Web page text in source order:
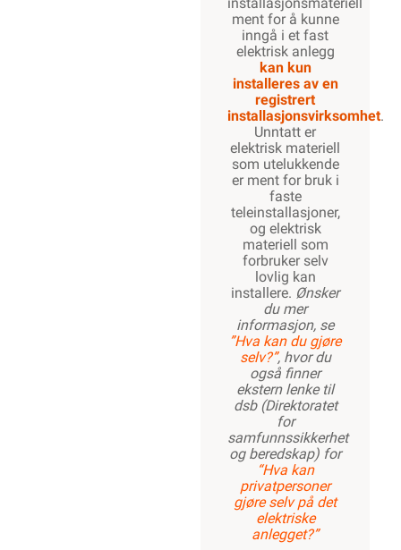
ment for å kunne
inngå i et fast
elektrisk anlegg
kan kun
installeres av en
registrert
installasjonsvirksomhet.
Unntatt er
elektrisk materiell
som utelukkende
er ment for bruk i
faste
teleinstallasjoner,
og elektrisk
materiell som
forbruker selv
lovlig kan
installere. Ønsker
du mer
informasjon, se
”Hva kan du gjøre
selv?”, hvor du
også finner
ekstern lenke til
dsb (Direktoratet
for
samfunnssikkerhet
og beredskap) for
“Hva kan
privatpersoner
gjøre selv på det
elektriske
anlegget?”